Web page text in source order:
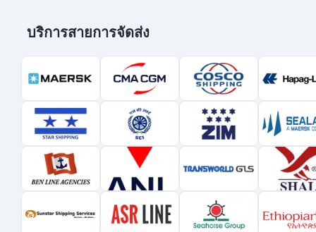
บริการสายการจัดส่ง